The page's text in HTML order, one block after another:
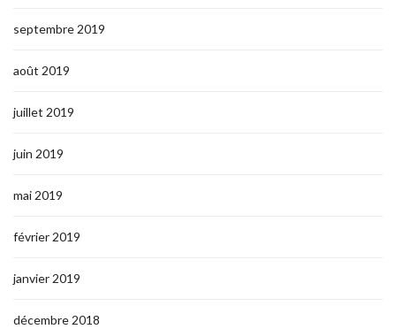
septembre 2019
août 2019
juillet 2019
juin 2019
mai 2019
février 2019
janvier 2019
décembre 2018